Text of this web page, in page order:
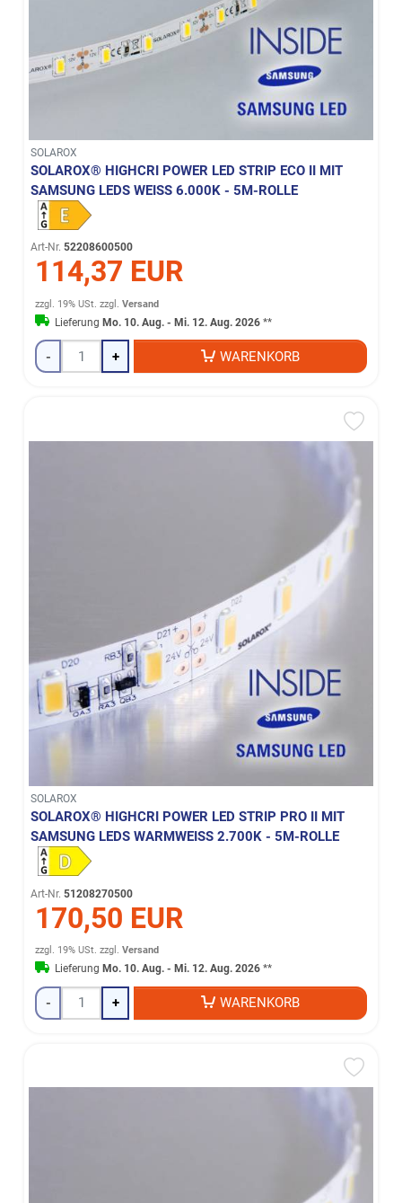
SOLAROX
SOLAROX® HIGHCRI POWER LED STRIP ECO II MIT
SAMSUNG LEDS WEISS 6.000K - 5M-ROLLE
Art-Nr. 52208600500
114,37 EUR
zzgl. 19% USt. zzgl.Versand
LieferungMo. 10. Aug. - Mi. 12. Aug. 2026 **
- + WARENKORB
SOLAROX
SOLAROX® HIGHCRI POWER LED STRIP PRO II MIT
SAMSUNG LEDS WARMWEISS 2.700K - 5M-ROLLE
Art-Nr. 51208270500
170,50 EUR
zzgl. 19% USt. zzgl.Versand
Lieferung Mo. 10. Aug. - Mi. 12. Aug. 2026 **
- + WARENKORB